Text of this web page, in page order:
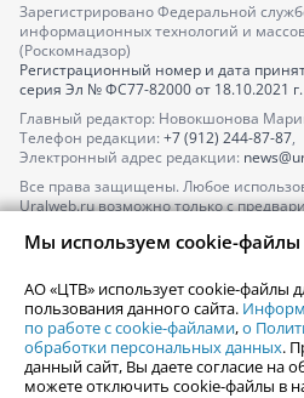
Зарегистрировано Федеральной
информационных технологий и
(Роскомнадзор)
Регистрационный номер и дата
серия Эл № ФС77-82000от 18.10.2021 г.
Главный редактор: Новокшонова
Телефон редакции: +7 (912) 244-87-87,
Электронный адрес редакции:
Все права защищены. Любое
Uralweb.ru возможно только с
По вопросам размещения рекламы
По вопросам размещения
afisha@uralweb.ru
Пользовательское соглашение на
Политика АО «ЦТВ» в отношении
Мы используем cookie-файлы
АО «ЦТВ» использует cookie-файлы
пользования данного сайта.
по работе с cookie-файлами,о
обработки персональных данных.
данный сайт, Вы даете согласие на
можете отключить cookie-файлы в